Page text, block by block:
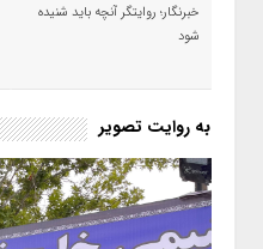
خبرنگار؛ روایتگر آنچه باید شنیده
شود
به روایت تصویر